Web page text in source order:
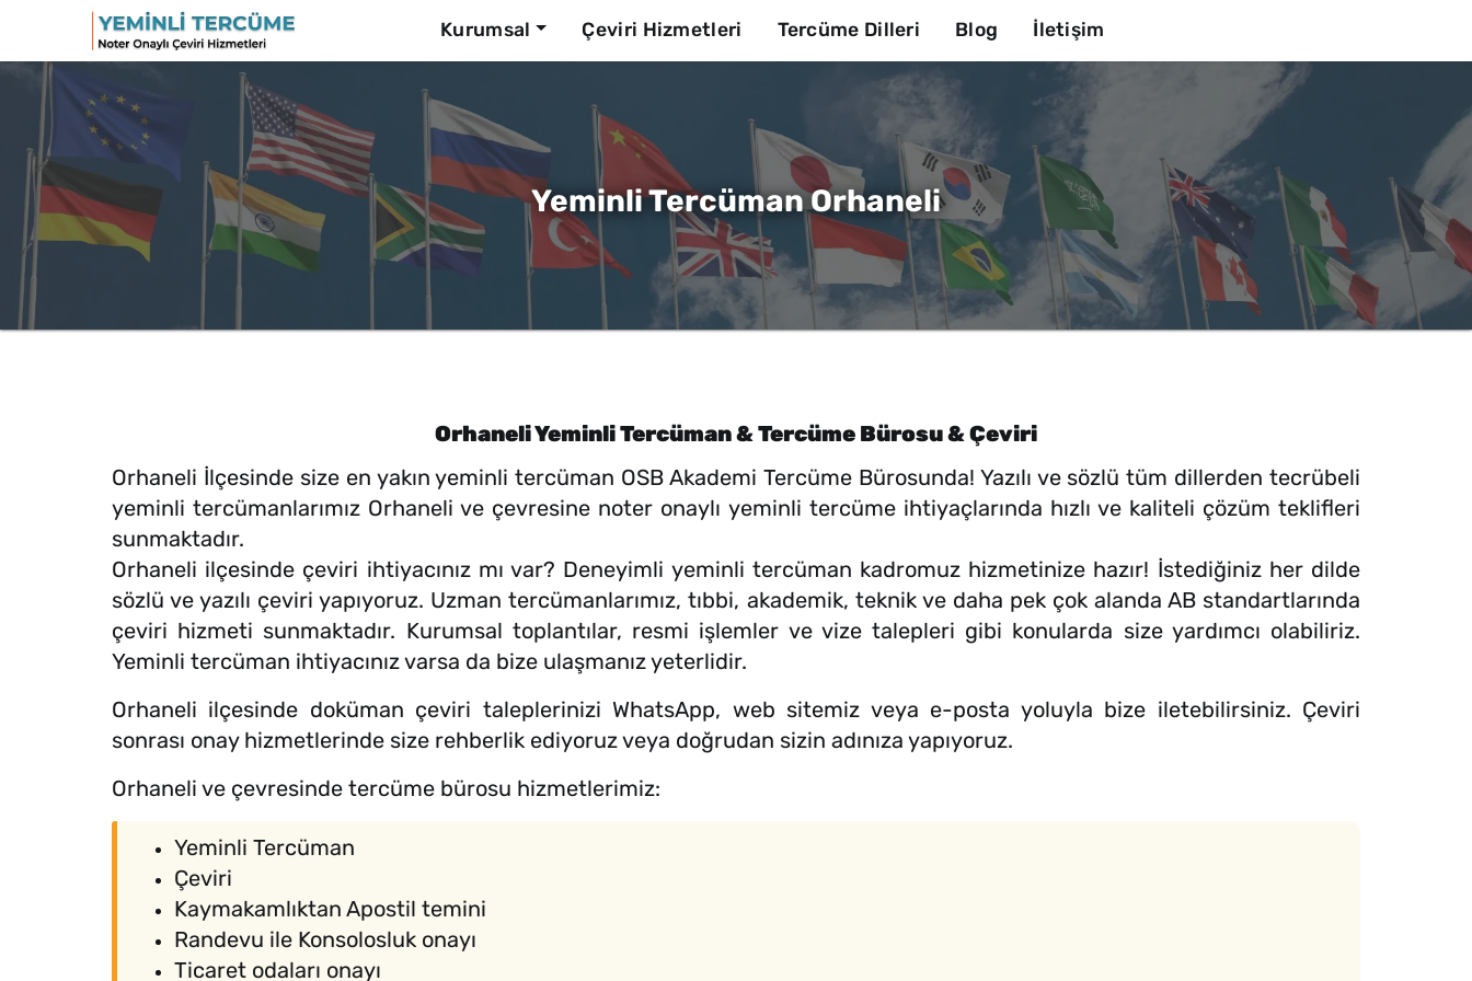
Kurumsal Çeviri Hizmetleri Tercüme Dilleri Blog İletişim
Yeminli Tercüman Orhaneli
Orhaneli Yeminli Tercüman & Tercüme Bürosu & Çeviri
Orhaneli İlçesinde size en yakın yeminli tercüman OSB Akademi Tercüme Bürosunda! Yazılı ve sözlü tüm dillerden tecrübeli
yeminli tercümanlarımız Orhaneli ve çevresine noter onaylı yeminli tercüme ihtiyaçlarında hızlı ve kaliteli çözüm teklifleri
sunmaktadır.
Orhaneli ilçesinde çeviri ihtiyacınız mı var? Deneyimli yeminli tercüman kadromuz hizmetinize hazır! İstediğiniz her dilde
sözlü ve yazılı çeviri yapıyoruz. Uzman tercümanlarımız, tıbbi, akademik, teknik ve daha pek çok alanda AB standartlarında
çeviri hizmeti sunmaktadır. Kurumsal toplantılar, resmi işlemler ve vize talepleri gibi konularda size yardımcı olabiliriz.
Yeminli tercüman ihtiyacınız varsa da bize ulaşmanız yeterlidir.
Orhaneli ilçesinde doküman çeviri taleplerinizi WhatsApp, web sitemiz veya e-posta yoluyla bize iletebilirsiniz. Çeviri
sonrası onay hizmetlerinde size rehberlik ediyoruz veya doğrudan sizin adınıza yapıyoruz.
Orhaneli ve çevresinde tercüme bürosu hizmetlerimiz:
Yeminli Tercüman
Çeviri
Kaymakamlıktan Apostil temini
Randevu ile Konsolosluk onayı
Ticaret odaları onayı